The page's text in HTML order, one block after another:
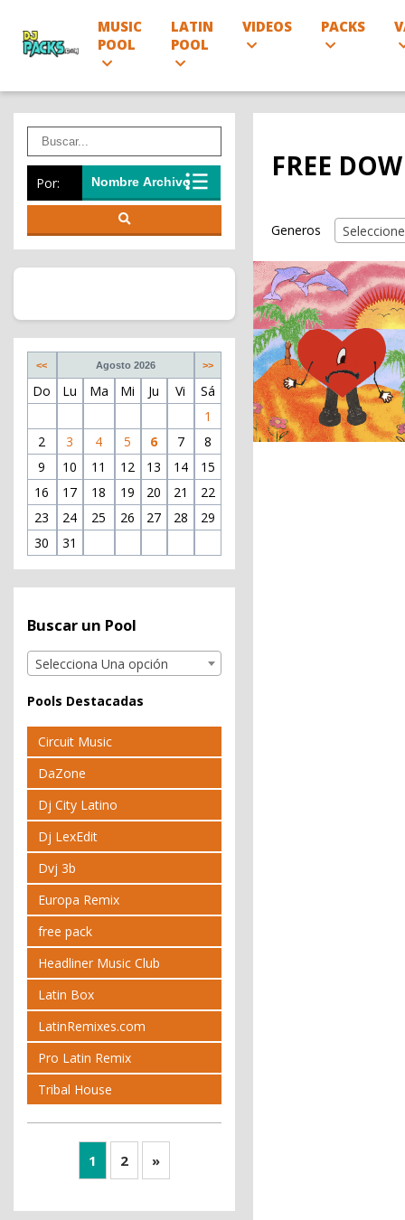
MUSIC
POOL
LATIN
POOL
VIDEOS PACKS
Por:
<< Agosto 2026 >>
Do Lu Ma Mi Ju Vi
Sá
1
2
3 4 5 6 7
8
9
10 11 12 13 14
15
16
17 18 19 20 21
22
23
24 25 26 27 28
29
30
31
Buscar un Pool
Selecciona Una opción
Pools Destacadas
Circuit Music
DaZone
Dj City Latino
Dj LexEdit
Dvj 3b
Europa Remix
free pack
Headliner Music Club
Latin Box
LatinRemixes.com
Pro Latin Remix
Tribal House
1 2 »
FREE
Generos